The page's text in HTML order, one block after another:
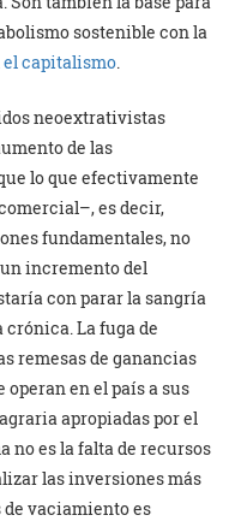
sostenible con la
capitalismo
neoextrativistas
de las
lo que efectivamente
es decir,
fundamentales, no
incremento del
con parar la sangría
La fuga de
remesas de ganancias
en el país a sus
apropiadas por el
no es la falta de recursos
las inversiones más
de vaciamiento es